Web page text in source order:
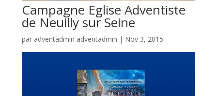
Campagne Eglise Adventiste
de Neuilly sur Seine
par adventadmin adventadmin | Nov 3, 2015